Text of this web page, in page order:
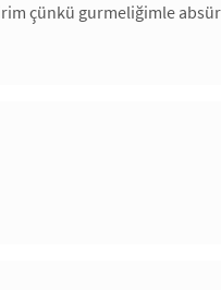
çünkü gurmeliğimle